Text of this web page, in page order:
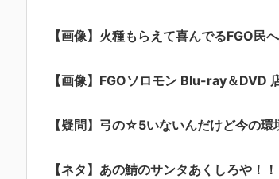
【画像】火種もらえて喜んでるFGO民
【画像】FGOソロモン Blu-ray＆
【疑問】弓の☆5いないんだけど今の
【ネタ】あの鯖のサンタあくしろや！